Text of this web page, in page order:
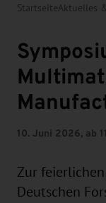
StartseiteAktuelles
10. Juni 2026, ab
Zur
Deutschen